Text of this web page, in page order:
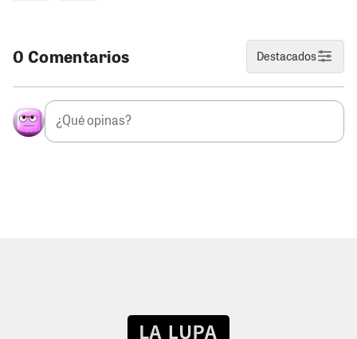
0 Comentarios Destacados